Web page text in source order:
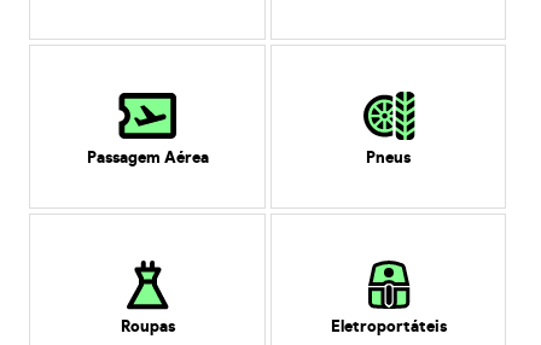
Passagem Aérea Pneus
Roupas Eletroportáteis